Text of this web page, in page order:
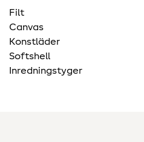
Filt
Canvas
Konstläder
Softshell
Inredningstyger